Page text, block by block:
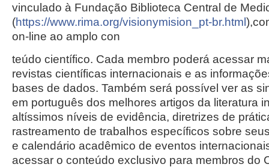
vinculado à Fundação Biblioteca Central de
(https://www.rima.org/visionymision_pt-br.html
on-line ao amplo con
teúdo científico. Cada membro poderá acessar
revistas científicas internacionais e as
bases de dados. Também será possível ver as
em português dos melhores artigos da literatura
altíssimos níveis de evidência, diretrizes de
rastreamento de trabalhos específicos sobre
e calendário acadêmico de eventos
acessar o conteúdo exclusivo para membros do